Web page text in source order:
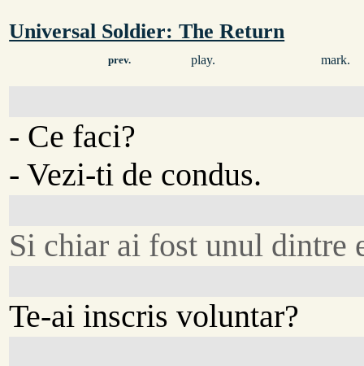
Universal Soldier: The Return
prev. play. mark.
- Ce faci?
- Vezi-ti de condus.
Si chiar ai fost unul dintre
Te-ai inscris voluntar?